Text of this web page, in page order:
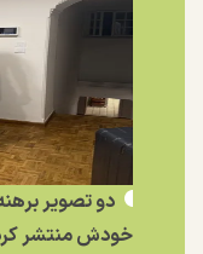
دو تصویر
خودش منتشر